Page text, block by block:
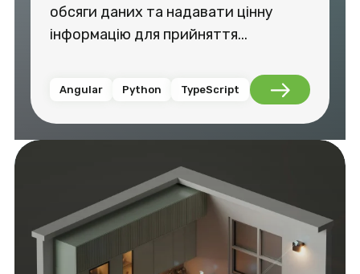
обсяги даних та надавати цінну
інформацію для прийняття...
Angular Python TypeScript